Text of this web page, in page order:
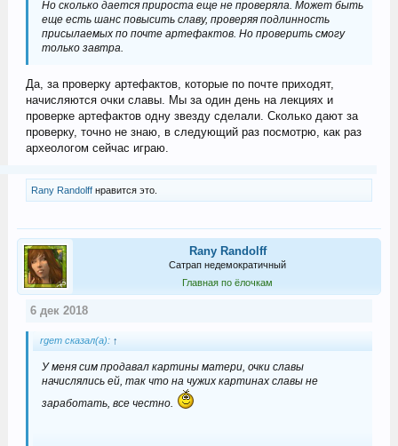
Но сколько дается прироста еще не проверяла. Может быть
еще есть шанс повысить славу, проверяя подлинность
присылаемых по почте артефактов. Но проверить смогу
только завтра.
Да, за проверку артефактов, которые по почте приходят,
начисляются очки славы. Мы за один день на лекциях и
проверке артефактов одну звезду сделали. Сколько дают за
проверку, точно не знаю, в следующий раз посмотрю, как раз
археологом сейчас играю.
Rany Randolffнравится это.
Rany Randolff
Сатрап недемократичный
Главная по ёлочкам
6 дек 2018
rgem сказал(а): ↑
У меня сим продавал картины матери, очки славы
начислялись ей, так что на чужих картинах славы не
заработать, все честно.